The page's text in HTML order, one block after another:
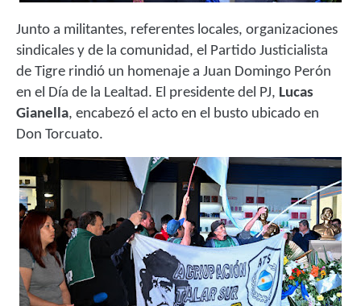
Junto a militantes, referentes locales, organizaciones
sindicales y de la comunidad, el Partido Justicialista
de Tigre rindió un homenaje a Juan Domingo Perón
en el Día de la Lealtad. El presidente del PJ, Lucas
Gianella, encabezó el acto en el busto ubicado en
Don Torcuato.